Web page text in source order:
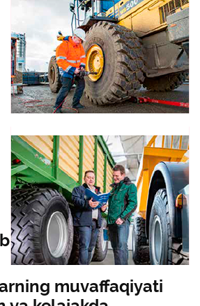
muvaffaqiyati